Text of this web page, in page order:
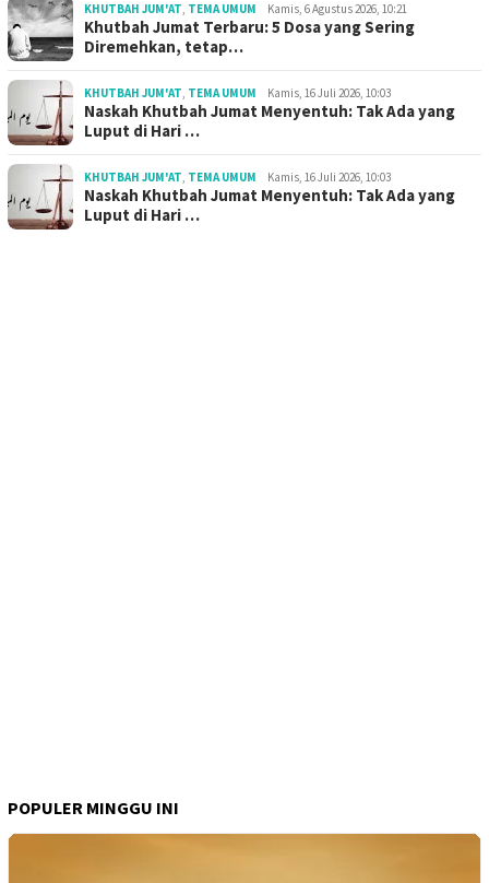
KHUTBAH JUM'AT, TEMA UMUM Kamis, 6 Agustus 2026, 10:21
Khutbah Jumat Terbaru: 5 Dosa yang Sering
Diremehkan, tetap…
KHUTBAH JUM'AT, TEMA UMUM Kamis, 16 Juli 2026, 10:03
Naskah Khutbah Jumat Menyentuh: Tak Ada yang
Luput di Hari …
KHUTBAH JUM'AT, TEMA UMUM Kamis, 16 Juli 2026, 10:03
Naskah Khutbah Jumat Menyentuh: Tak Ada yang
Luput di Hari …
POPULER MINGGU INI